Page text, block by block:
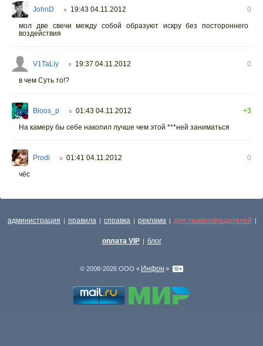
JohnD ○ 19:43 04.11.2012
0
мол две свечи между собой образуют искру без постороннего
воздействия
V1TaLiy ○ 19:37 04.11.2012
0
в чем Суть то!?
Bloos_p ○ 01:43 04.11.2012
+3
На камеру бы себе накопил лучше чем этой ***ней заниматься
Prodi ○ 01:41 04.11.2012
0
чёс
администрация | правила | справка | реклама | для правообладателей |
оплата VIP | блог
© 2008-2026 ООО « Инфон »